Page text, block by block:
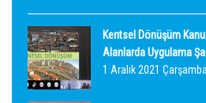
Kentsel Dönüşüm
Alanlarda Uygulama
1 Aralık 2021